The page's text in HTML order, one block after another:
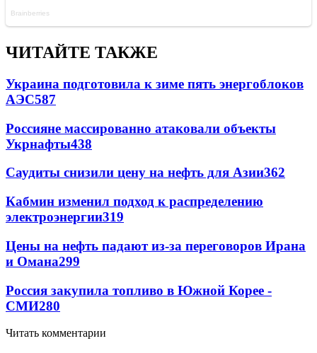
ЧИТАЙТЕ ТАКЖЕ
Украина подготовила к зиме пять энергоблоков
АЭС587
Россияне массированно атаковали объекты
Укрнафты438
Саудиты снизили цену на нефть для Азии362
Кабмин изменил подход к распределению
электроэнергии319
Цены на нефть падают из-за переговоров Ирана
и Омана299
Россия закупила топливо в Южной Корее -
СМИ280
Читать комментарии